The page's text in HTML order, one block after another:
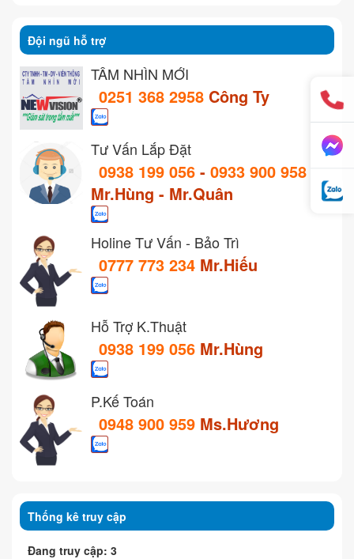
Đội ngũ hỗ trợ
TẦM NHÌN MỚI
0251 368 2958 Công Ty
Tư Vấn Lắp Đặt
0938 199 056 - 0933 900 958
Mr.Hùng - Mr.Quân
Holine Tư Vấn - Bảo Trì
0777 773 234 Mr.Hiếu
Hỗ Trợ K.Thuật
0938 199 056 Mr.Hùng
P.Kế Toán
0948 900 959 Ms.Hương
Thống kê truy cập
Đang truy cập: 3